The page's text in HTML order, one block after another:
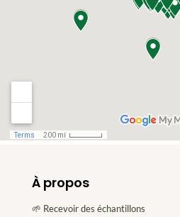
À propos
🌱 Recevoir des échantillons